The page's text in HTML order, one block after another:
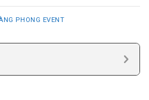
PHONG EVENT